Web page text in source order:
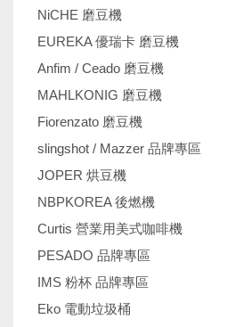
NiCHE 磨豆機
EUREKA 優瑞卡 磨豆機
Anfim / Ceado 磨豆機
MAHLKONIG 磨豆機
Fiorenzato 磨豆機
slingshot / Mazzer 品牌專區
JOPER 烘豆機
NBPKOREA 後燃機
Curtis 營業用美式咖啡機
PESADO 品牌專區
IMS 粉杯 品牌專區
Eko 電動垃圾桶